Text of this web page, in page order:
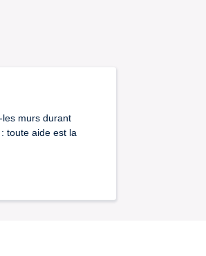
murs durant
toute aide est la